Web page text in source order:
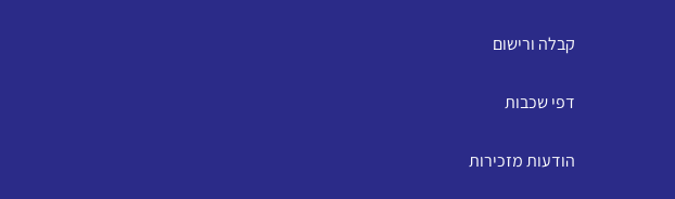
קבלה ורישום
דפי שכבות
הודעות מזכירות